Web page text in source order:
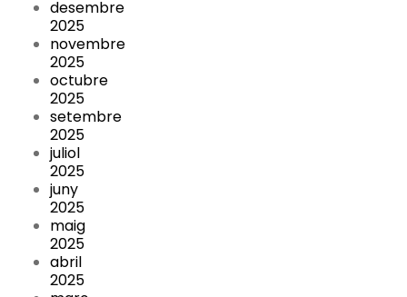
desembre
2025
novembre
2025
octubre
2025
setembre
2025
juliol
2025
juny
2025
maig
2025
abril
2025